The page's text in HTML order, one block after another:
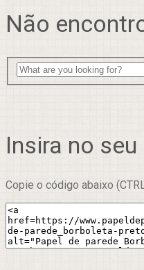
Não
Insira no
Copie o código abaixo